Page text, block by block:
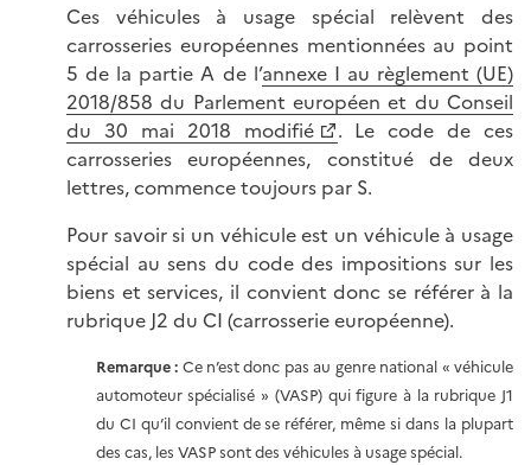
Ces véhicules à usage spécial relèvent des
carrosseries européennes mentionnées au point
5 de la partie A de l’annexe I au règlement (UE)
2018/858 du Parlement européen et du Conseil
du 30 mai 2018 modifié
. Le code de ces
carrosseries européennes, constitué de deux
lettres, commence toujours par S.
Pour savoir si un véhicule est un véhicule à usage
spécial au sens du code des impositions sur les
biens et services, il convient donc se référer à la
rubrique J2 du CI (carrosserie européenne).
Remarque : Ce n’est donc pas au genre national « véhicule
automoteur spécialisé » (VASP) qui figure à la rubrique J1
du CI qu’il convient de se référer, même si dans la plupart
des cas, les VASP sont des véhicules à usage spécial.